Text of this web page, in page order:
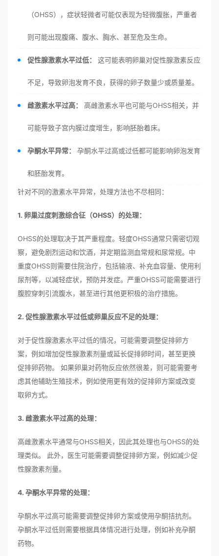
（OHSS），症状轻微者可能仅表现为轻微腹胀，严重者
则可能出现腹痛、腹水、胸水、甚至危及生命。
促性腺激素水平过低： 这可能表明卵巢对促性腺激素反应
不足，导致卵泡发育不良，获得的卵子数量少或质量差。
雌激素水平过高： 高雌激素水平也可能与OHSS相关，并
可能导致子宫内膜过度增生，影响胚胎着床。
孕酮水平异常： 孕酮水平过高或过低都可能影响卵泡发育
和胚胎发育。
针对不同的激素水平异常，处理方法也不尽相同：
1. 卵巢过度刺激综合征（OHSS）的处理：
OHSS的处理取决于其严重程度。轻度OHSS通常只需密切观
察，避免剧烈运动和饮酒，并定期监测血常规和尿常规。中
重度OHSS则需要住院治疗，包括输液、补充血容量、使用利
尿剂等，以减轻症状，预防并发症。严重OHSS可能需要进行
腹腔穿刺引流腹水，甚至进行其他更积极的治疗措施。
2. 促性腺激素水平过低或卵巢反应不足的处理：
对于促性腺激素水平过低的情况，可能需要调整促排卵方
案，例如增加促性腺激素剂量或延长促排卵时间，甚至更换
促排卵药物。 如果卵巢对药物反应依然很差，则可能需要考
虑其他辅助生殖技术，例如使用更有效的促排卵方案或改变
取卵方式。
3. 雌激素水平过高的处理：
高雌激素水平通常与OHSS相关，因此其处理也与OHSS的处
理类似。 此外，医生可能需要调整促排卵方案，例如减少促
性腺激素剂量。
4. 孕酮水平异常的处理：
孕酮水平过高可能需要调整促排卵方案或使用孕酮拮抗剂。
孕酮水平过低则需要根据具体情况进行处理，例如补充孕酮
药物。